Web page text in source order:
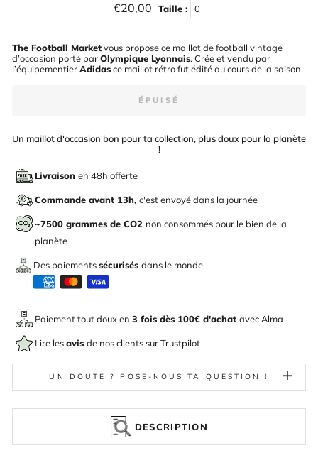
Prix
régulier
€20,00 Taille : 0
The Football Marketvous propose ce maillot de football vintage
d’occasion porté parOlympique Lyonnais. Crée et vendu par
l’équipementierAdidasce maillot rétro fut édité au cours de la saison.
ÉPUISÉ
Un maillot d'occasion bon pour ta collection, plus doux pour la planète
!
Livraison en 48h offerte
Commande avant 13h, c'est envoyé dans la journée
~7500 grammes de CO2 non consommés pour le bien de la
planète
Des paiementssécurisés dans le monde
Paiement tout doux en 3 fois dès 100€ d'achat avecAlma
Lire lesavis de nos clients sur Trustpilot
UN DOUTE ? POSE-NOUS TA QUESTION !
DESCRIPTION